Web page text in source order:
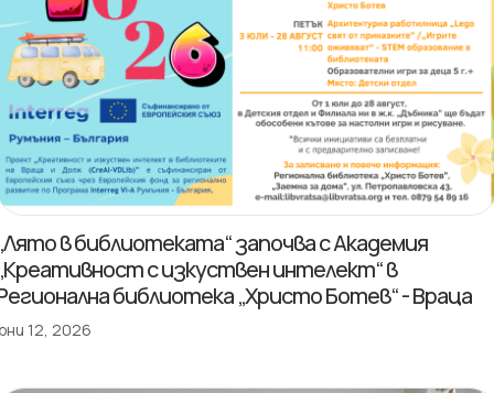
в библиотеката“ започва с Академия
с изкуствен интелект“ в
библиотека „Христо Ботев“ - Враца
12, 2026